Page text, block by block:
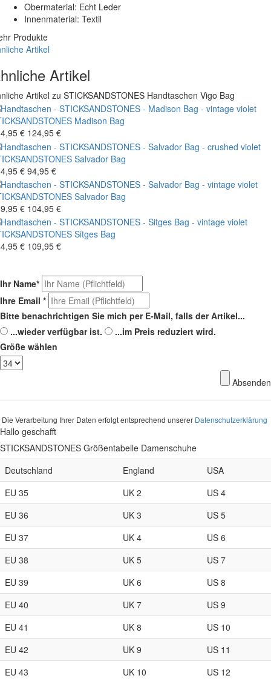
Obermaterial: Echt Leder
Innenmaterial: Textil
Produkte
Artikel
Artikel
Artikel zu STICKSANDSTONES Handtaschen Vigo Bag
Madison Bag
€ 124,95 €
Salvador Bag
€ 94,95 €
Salvador Bag
€ 104,95 €
Sitges Bag
€ 109,95 €
Ihr Name*
Ihre Email *
Bitte benachrichtigen Sie mich per E-Mail, falls der Artikel...
...wieder verfügbar ist.
...im Preis reduziert wird.
Größe wählen
Absenden
Die Verarbeitung Ihrer Daten erfolgt entsprechend unserer Datenschutzerklärung
Hallo geschafft
STICKSANDSTONES Größentabelle Damenschuhe
Deutschland
England
USA
EU 35
UK 2
US 4
EU 36
UK 3
US 5
EU 37
UK 4
US 6
EU 38
UK 5
US 7
EU 39
UK 6
US 8
EU 40
UK 7
US 9
EU 41
UK 8
US 10
EU 42
UK 9
US 11
EU 43
UK 10 US 12